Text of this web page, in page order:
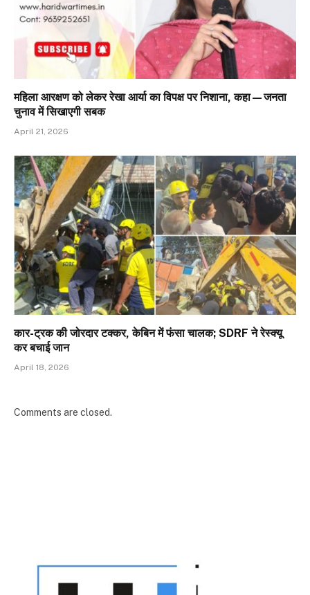
महिला आरक्षण को लेकर रेखा आर्या का विपक्ष पर निशाना, कहा—जनता
चुनाव में सिखाएगी सबक
April 21, 2026
कार-ट्रक की जोरदार टक्कर, केबिन में फंसा चालक; SDRF ने रेस्क्यू
कर बचाई जान
April 18, 2026
Comments are closed.